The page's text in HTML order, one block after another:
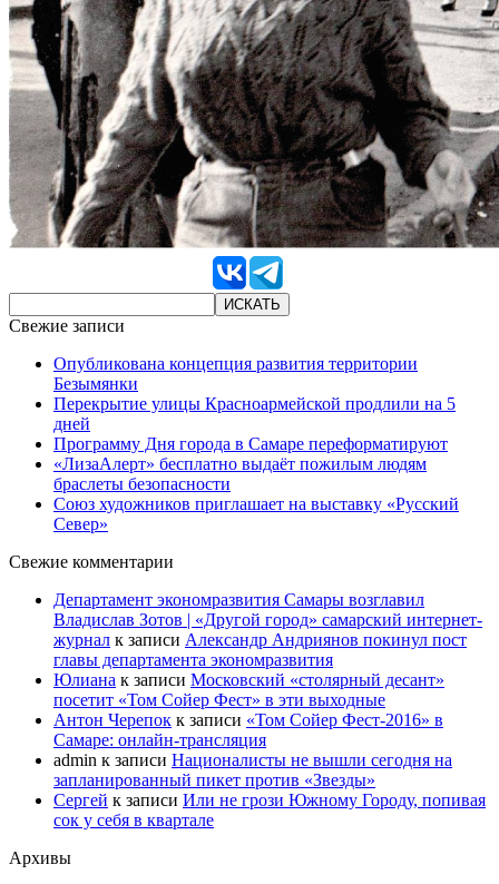
Свежие записи
Опубликована концепция развития территории
Безымянки
Перекрытие улицы Красноармейской продлили на 5
дней
Программу Дня города в Самаре переформатируют
«ЛизаАлерт» бесплатно выдаёт пожилым людям
браслеты безопасности
Союз художников приглашает на выставку «Русский
Север»
Свежие комментарии
Департамент экономразвития Самары возглавил
Владислав Зотов | «Другой город» самарский интернет-
журнал к записи Александр Андриянов покинул пост
главы департамента экономразвития
Юлиана к записи Московский «столярный десант»
посетит «Том Сойер Фест» в эти выходные
Антон Черепок к записи «Том Сойер Фест-2016» в
Самаре: онлайн-трансляция
admin к записи Националисты не вышли сегодня на
запланированный пикет против «Звезды»
Сергей к записи Или не грози Южному Городу, попивая
сок у себя в квартале
Архивы